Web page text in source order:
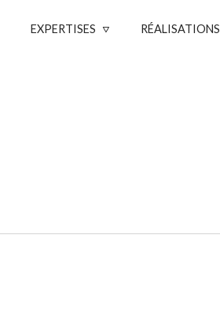
EXPERTISES RÉALISATIONS